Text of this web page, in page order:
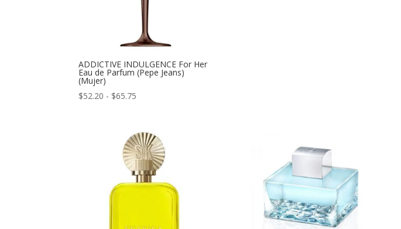
ADDICTIVE INDULGENCE For Her
Eau de Parfum (Pepe Jeans)
(Mujer)
$52.20 - $65.75
desde
$52.20
hasta
$65.75